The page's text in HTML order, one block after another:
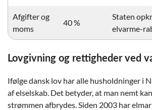
Afgifter og
moms
40 %
Staten
elvarme-
Lovgivning og rettigheder ved
Ifølge dansk lov har alle husholdninger i
af elselskab. Det betyder, at man nemt
strømmen afbrydes. Siden 2003 har